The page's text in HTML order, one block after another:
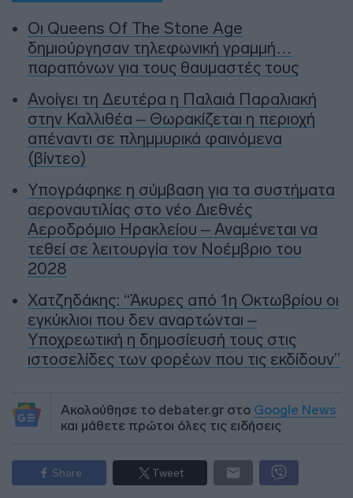
Οι Queens Of The Stone Age
δημιούργησαν τηλεφωνική γραμμή…
παραπόνων για τους θαυμαστές τους
Ανοίγει τη Δευτέρα η Παλαιά Παραλιακή
στην Καλλιθέα – Θωρακίζεται η περιοχή
απέναντι σε πλημμυρικά φαινόμενα
(βίντεο)
Υπογράφηκε η σύμβαση για τα συστήματα
αεροναυτιλίας στο νέο Διεθνές
Αεροδρόμιο Ηρακλείου – Αναμένεται να
τεθεί σε λειτουργία τον Νοέμβριο του
2028
Χατζηδάκης: “Άκυρες από 1η Οκτωβρίου οι
εγκύκλιοι που δεν αναρτώνται –
Υποχρεωτική η δημοσίευσή τους στις
ιστοσελίδες των φορέων που τις εκδίδουν”
Ακολούθησε το debater.gr στο Google News
και μάθετε πρώτοι όλες τις ειδήσεις
Share Tweet